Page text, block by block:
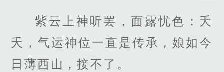
紫云上神听罢，面露忧色：夭
夭，气运神位一直是传承，娘如今
日薄西山，接不了。